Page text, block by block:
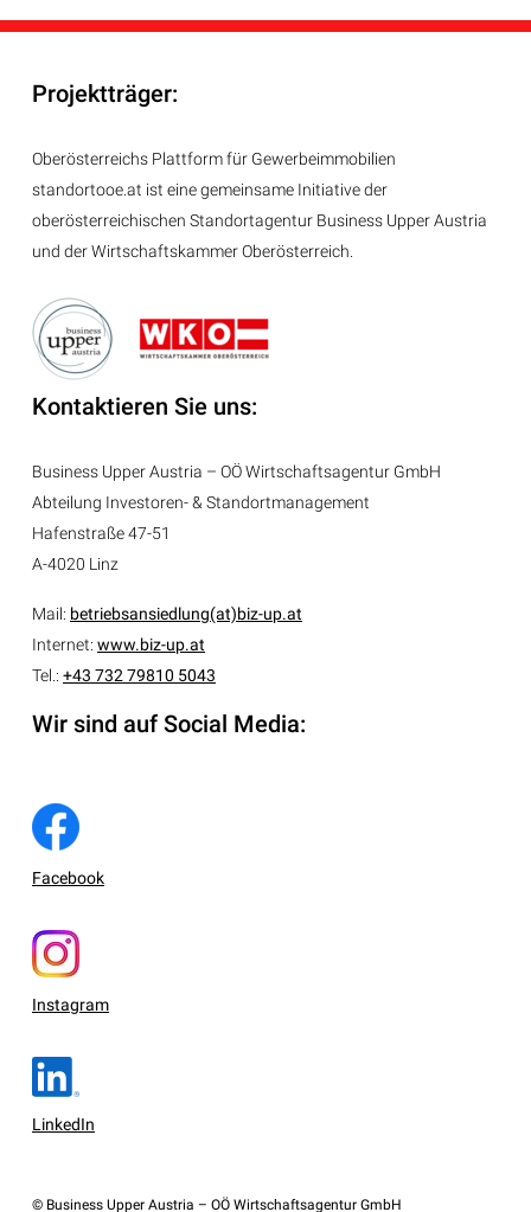
Projektträger:
Oberösterreichs Plattform für Gewerbeimmobilien
standortooe.at ist eine gemeinsame Initiative der
oberösterreichischen Standortagentur Business Upper Austria
und der Wirtschaftskammer Oberösterreich.
Kontaktieren Sie uns:
Business Upper Austria – OÖ Wirtschaftsagentur GmbH
Abteilung Investoren- & Standortmanagement
Hafenstraße 47-51
A-4020 Linz
Mail: betriebsansiedlung(at)biz-up.at
Internet: www.biz-up.at
Tel.: +43 732 79810 5043
Wir sind auf Social Media:
Facebook
Instagram
LinkedIn
© Business Upper Austria – OÖ Wirtschaftsagentur GmbH